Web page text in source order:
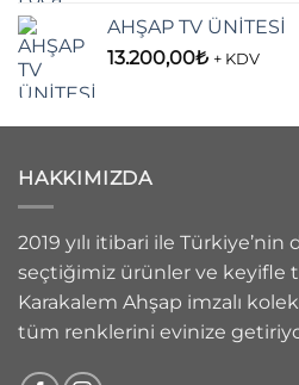
AHŞAP TV ÜNİTESİ
13.200,00₺ + KDV
HAKKIMIZDA
2019 yılı itibari ile
seçtiğimiz ürünler ve keyifle
Karakalem Ahşap imzalı
tüm renklerini evinize